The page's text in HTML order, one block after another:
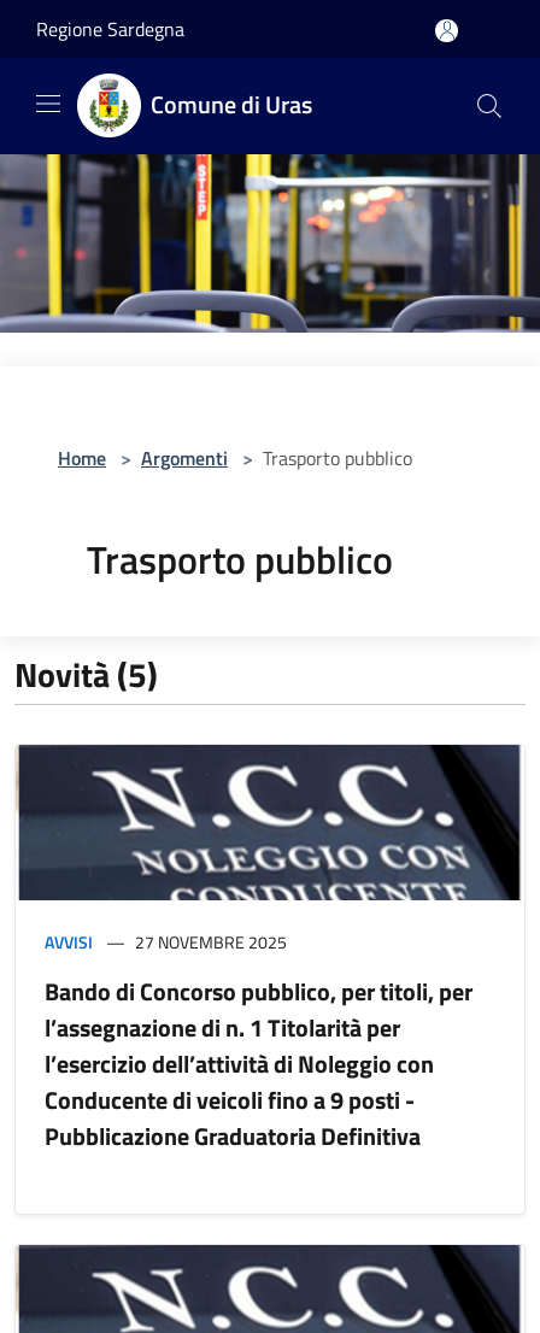
Regione Sardegna
Comune di Uras
Home > Argomenti > Trasporto pubblico
Trasporto pubblico
Novità (5)
AVVISI 27 NOVEMBRE 2025
Bando di Concorso pubblico, per titoli, per
l’assegnazione di n. 1 Titolarità per
l’esercizio dell’attività di Noleggio con
Conducente di veicoli fino a 9 posti -
Pubblicazione Graduatoria Definitiva